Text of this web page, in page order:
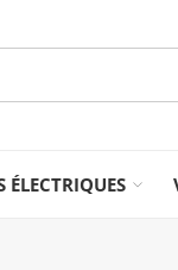
ÉLECTRIQUES